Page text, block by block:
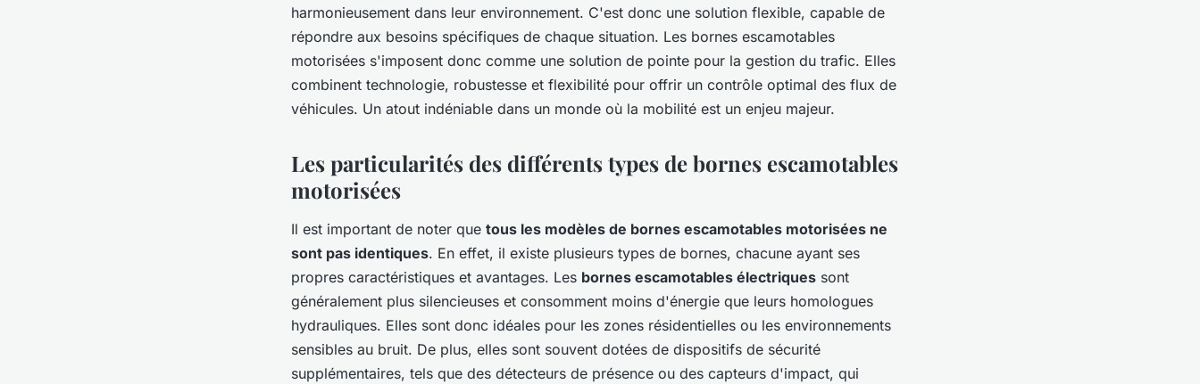
harmonieusement dans leur environnement. C'est donc une solution flexible, capable de
répondre aux besoins spécifiques de chaque situation. Les bornes escamotables
motorisées s'imposent donc comme une solution de pointe pour la gestion du trafic. Elles
combinent technologie, robustesse et flexibilité pour offrir un contrôle optimal des flux de
véhicules. Un atout indéniable dans un monde où la mobilité est un enjeu majeur.
Les particularités des différents types de bornes escamotables
motorisées
Il est important de noter que tous les modèles de bornes escamotables motorisées ne
sont pas identiques. En effet, il existe plusieurs types de bornes, chacune ayant ses
propres caractéristiques et avantages. Les bornes escamotables électriques sont
généralement plus silencieuses et consomment moins d'énergie que leurs homologues
hydrauliques. Elles sont donc idéales pour les zones résidentielles ou les environnements
sensibles au bruit. De plus, elles sont souvent dotées de dispositifs de sécurité
supplémentaires, tels que des détecteurs de présence ou des capteurs d'impact, qui